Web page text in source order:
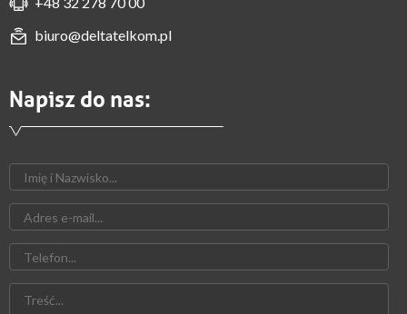
biuro@deltatelkom.pl
Napisz do nas: